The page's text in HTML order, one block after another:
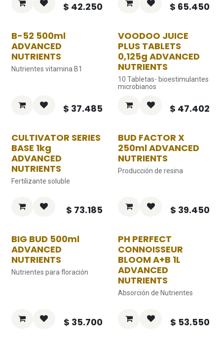
$ 42.250 $ 65.450
B-52 500ml
ADVANCED
NUTRIENTS
Nutrientes vitamina B1
$ 37.485
VOODOO JUICE
PLUS TABLETS
0,125g ADVANCED
NUTRIENTS
10 Tabletas- bioestimulantes
microbianos
$ 47.402
CULTIVATOR SERIES
BASE 1kg
ADVANCED
NUTRIENTS
Fertilizante soluble
$ 73.185
BUD FACTOR X
250ml ADVANCED
NUTRIENTS
Producción de resina
$ 39.450
BIG BUD 500ml
ADVANCED
NUTRIENTS
Nutrientes para floración
$ 35.700
PH PERFECT
CONNOISSEUR
BLOOM A+B 1L
ADVANCED
NUTRIENTS
Absorción de Nutrientes
$ 53.550